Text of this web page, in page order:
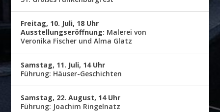
Freitag, 10. Juli, 18 Uhr
Ausstellungseröffnung: Malerei von
Veronika Fischer und Alma Glatz
Samstag, 11. Juli, 14 Uhr
Führung: Häuser-Geschichten
Samstag, 22. August, 14 Uhr
Führung: Joachim Ringelnatz